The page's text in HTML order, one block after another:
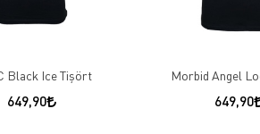
Black Ice Tişört
649,90
Morbid Angel
649,90